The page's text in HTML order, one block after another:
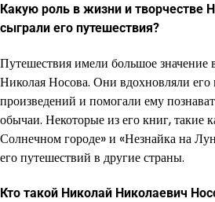
Какую роль в жизни и творчестве
сыграли его путешествия?
Путешествия имели большое значение
Николая Носова. Они вдохновляли его
произведений и помогали ему
обычаи. Некоторые из его книг, такие
Солнечном городе» и «Незнайка на
его путешествий в другие страны.
Кто такой Николай Николаевич